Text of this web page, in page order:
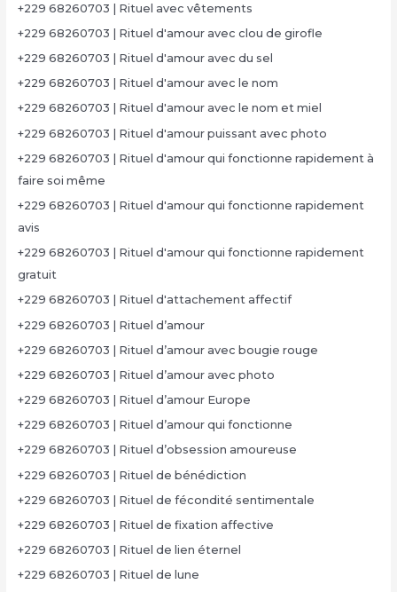
+229 68260703 | Rituel avec vêtements
+229 68260703 | Rituel d'amour avec clou de girofle
+229 68260703 | Rituel d'amour avec du sel
+229 68260703 | Rituel d'amour avec le nom
+229 68260703 | Rituel d'amour avec le nom et miel
+229 68260703 | Rituel d'amour puissant avec photo
+229 68260703 | Rituel d'amour qui fonctionne rapidement à
faire soi même
+229 68260703 | Rituel d'amour qui fonctionne rapidement
avis
+229 68260703 | Rituel d'amour qui fonctionne rapidement
gratuit
+229 68260703 | Rituel d'attachement affectif
+229 68260703 | Rituel d’amour
+229 68260703 | Rituel d’amour avec bougie rouge
+229 68260703 | Rituel d’amour avec photo
+229 68260703 | Rituel d’amour Europe
+229 68260703 | Rituel d’amour qui fonctionne
+229 68260703 | Rituel d’obsession amoureuse
+229 68260703 | Rituel de bénédiction
+229 68260703 | Rituel de fécondité sentimentale
+229 68260703 | Rituel de fixation affective
+229 68260703 | Rituel de lien éternel
+229 68260703 | Rituel de lune